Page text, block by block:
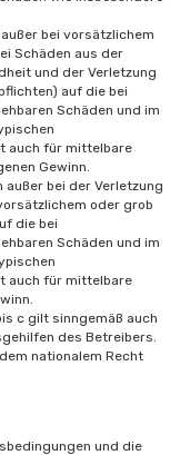
bei vorsätzlichem
Schäden aus der
und der Verletzung
auf die bei
Schäden und im
auch für mittelbare
Gewinn.
bei der Verletzung
oder grob
die bei
Schäden und im
auch für mittelbare
c gilt sinngemäß auch
des Betreibers.
nationalem Recht
und die